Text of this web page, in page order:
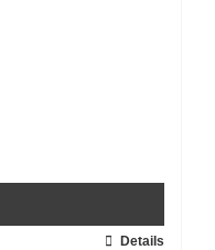
Details